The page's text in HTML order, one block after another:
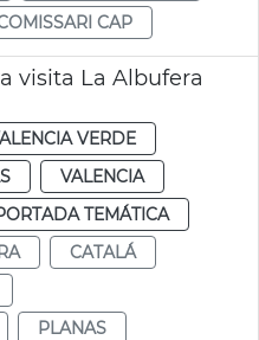
CAP
visita La Albufera
VERDE
VALENCIA
TEMÁTICA
CATALÁ
PLANAS